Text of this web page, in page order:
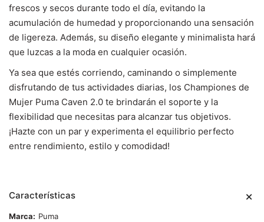
frescos y secos durante todo el día, evitando la
acumulación de humedad y proporcionando una sensación
de ligereza. Además, su diseño elegante y minimalista hará
que luzcas a la moda en cualquier ocasión.
Ya sea que estés corriendo, caminando o simplemente
disfrutando de tus actividades diarias, los Championes de
Mujer Puma Caven 2.0 te brindarán el soporte y la
flexibilidad que necesitas para alcanzar tus objetivos.
¡Hazte con un par y experimenta el equilibrio perfecto
entre rendimiento, estilo y comodidad!
Características
Marca
Puma